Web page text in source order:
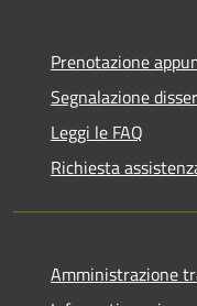
Prenotazione
Segnalazione
Leggi le FAQ
Richiesta
Amministrazione